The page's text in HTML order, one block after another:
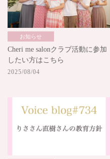
お知らせ
Cheri me salonクラブ活動に参加
したい方はこちら
2025/08/04